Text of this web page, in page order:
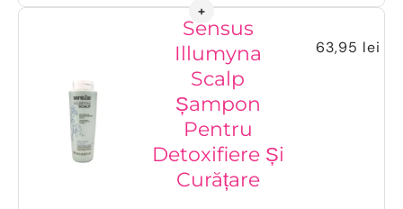
Sensus
Illumyna
Scalp
Șampon
Pentru
Detoxifiere Și
Curățare
63,95 lei